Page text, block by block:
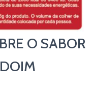
O SABOR